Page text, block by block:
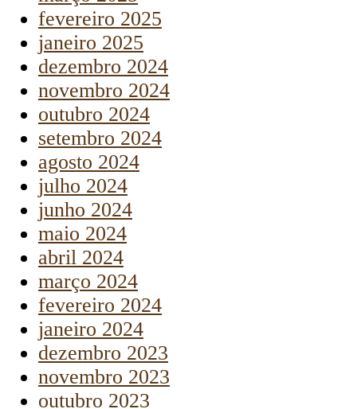
fevereiro 2025
janeiro 2025
dezembro 2024
novembro 2024
outubro 2024
setembro 2024
agosto 2024
julho 2024
junho 2024
maio 2024
abril 2024
março 2024
fevereiro 2024
janeiro 2024
dezembro 2023
novembro 2023
outubro 2023